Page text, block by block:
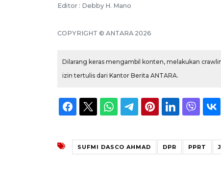
Editor : Debby H. Mano
COPYRIGHT © ANTARA 2026
Dilarang keras mengambil konten, melakukan
izin tertulis dari Kantor Berita ANTARA.
SUFMI DASCO AHMAD DPR PPRT